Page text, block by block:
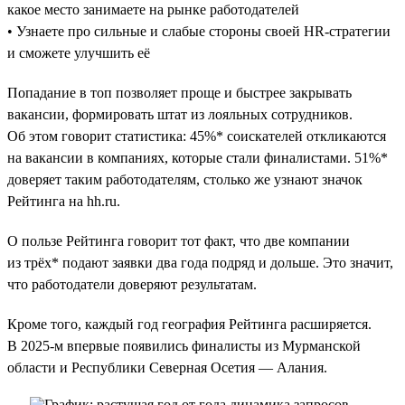
какое место занимаете на рынке работодателей
• Узнаете про сильные и слабые стороны своей HR-стратегии
и сможете улучшить её
Попадание в топ позволяет проще и быстрее закрывать
вакансии, формировать штат из лояльных сотрудников.
Об этом говорит статистика: 45%* соискателей откликаются
на вакансии в компаниях, которые стали финалистами. 51%*
доверяет таким работодателям, столько же узнают значок
Рейтинга на hh.ru.
О пользе Рейтинга говорит тот факт, что две компании
из трёх* подают заявки два года подряд и дольше. Это значит,
что работодатели доверяют результатам.
Кроме того, каждый год география Рейтинга расширяется.
В 2025-м впервые появились финалисты из Мурманской
области и Республики Северная Осетия — Алания.